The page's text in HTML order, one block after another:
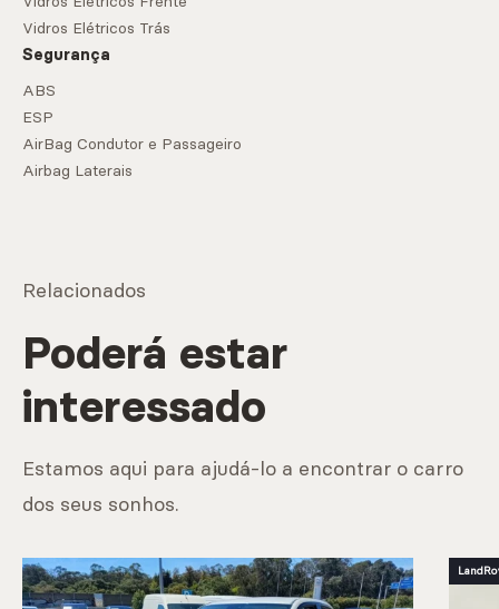
Vidros Elétricos Trás
Segurança
ABS
ESP
AirBag Condutor e Passageiro
Airbag Laterais
Relacionados
Poderá estar
interessado
Estamos aqui para ajudá-lo a encontrar o carro
dos seus sonhos.